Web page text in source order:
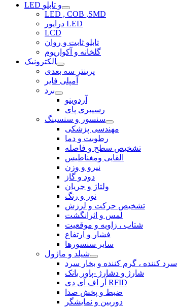
LED و تابلو
LED , COB ,SMD
درایور LED
LCD
تابلو ثابت و روان
گلخانه و آکواریوم
الکترونیک
پرینتر سه بعدی
آمپلی فایر
برد
آردوینو
رسپبری پای
سنسور و سنسینگ
مهندسی پزشکی
رطوبت و دما
تشخیص سطح و فاصله
القایی ومغناطیس
نیرو و وزن
دود و گاز
ولتاژ و جریان
نور و رنگ
تشخیص حرکت و لرزش
لمس و اثرانگشت
شتاب ، زاویه و موقعیت
فشار و ارتفاع
سایر سنسورها
شیلد و ماژول
سرد کننده ، گرم کننده و بخار سرد
شارژ و دشارژ -پاور بانک
آر اف آی دی RFID
ضبط و پخش صدا
دوربین و نمایشگر